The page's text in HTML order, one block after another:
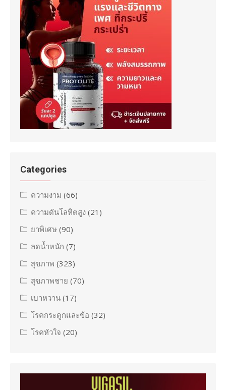
Categories
ความงาม (66)
ความดันโลหิตสูง (21)
ยาพิเศษ (90)
ลดน้ำหนัก (7)
สุขภาพ (323)
สุขภาพชาย (70)
เบาหวาน (17)
โรคกระดูกและข้อ (32)
โรคหัวใจ (20)